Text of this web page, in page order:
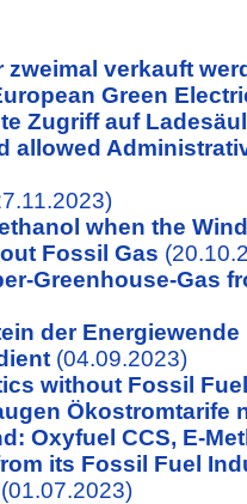
verkauft
Green
Zugriff auf
allowed
when the
Fossil Gas
Greenhouse-Gas
der Energiewende
(04.09.2023)
without Fossil
Ökostromtarife
Oxyfuel CCS, E-
its Fossil Fuel
(01.07.2023)